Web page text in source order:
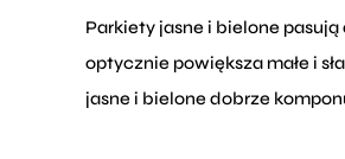
Parkiety jasne i bielone
optycznie powiększa małe i
jasne i bielone dobrze
Jasne parkiety dają dużą